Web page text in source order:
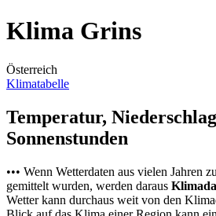
Klima Grins
Österreich
Klimatabelle
Temperatur,
Sonnenstunden
••• Wenn Wetterdaten aus vielen Jahren
gemittelt wurden, werden daraus
Wetter kann durchaus weit von den